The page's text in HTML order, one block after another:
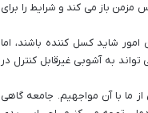
مزمن باز می کند و شرایط را برای
شاید کسل کننده باشند، اما
به آشوبی غیرقابل کنترل در
ما با آن مواجهیم. جامعه گاهی